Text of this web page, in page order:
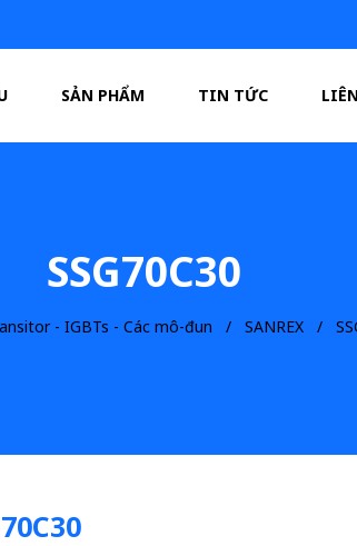
SẢN PHẨM TIN TỨC
SSG70C30
- IGBTs - Các mô-đun SANREX